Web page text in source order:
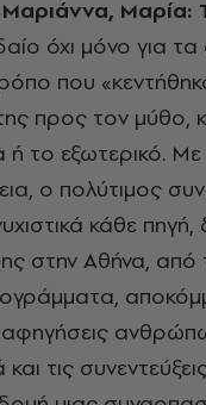
Μαρία:
όχι μόνο για
που
προς τον μύθο,
ή το εξωτερικό.
ο πολύτιμος
κάθε
στην Αθήνα, από
αφηγήσεις
τις